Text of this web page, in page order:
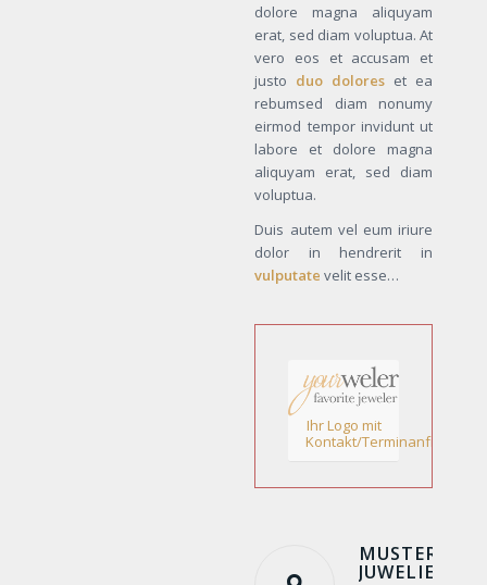
dolore magna aliquyam
erat, sed diam voluptua. At
vero eos et accusam et
justo duo dolores et ea
rebumsed diam nonumy
eirmod tempor invidunt ut
labore et dolore magna
aliquyam erat, sed diam
voluptua.
Duis autem vel eum iriure
dolor in hendrerit in
vulputate velit esse…
Ihr Logo mit
Kontakt/Terminanfrage!
MUSTER
JUWELIER